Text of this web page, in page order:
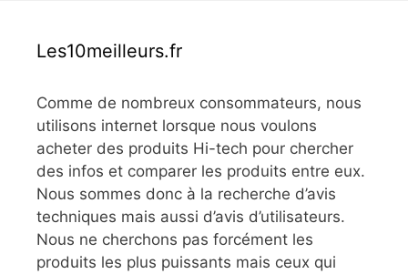
Les10meilleurs.fr
Comme de nombreux consommateurs, nous
utilisons internet lorsque nous voulons
acheter des produits Hi-tech pour chercher
des infos et comparer les produits entre eux.
Nous sommes donc à la recherche d’avis
techniques mais aussi d’avis d’utilisateurs.
Nous ne cherchons pas forcément les
produits les plus puissants mais ceux qui